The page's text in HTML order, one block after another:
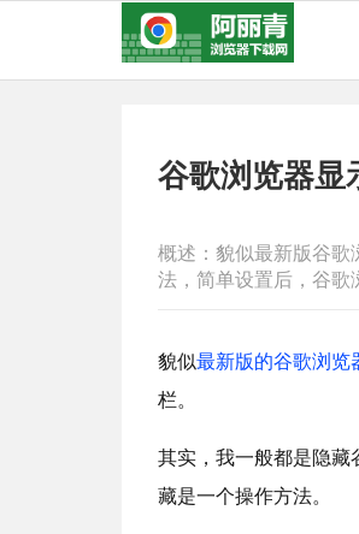
谷歌浏览器显
概述：貌似最新版谷
法，简单设置后，谷歌
貌似最新版的谷歌浏览
栏。
其实，我一般都是隐
藏是一个操作方法。